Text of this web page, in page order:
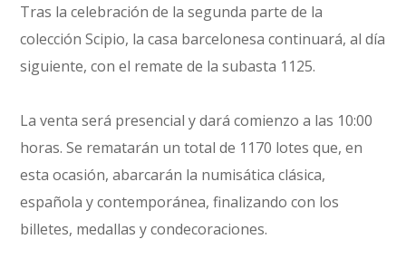
Tras la celebración de la segunda parte de la
colección Scipio, la casa barcelonesa continuará, al día
siguiente, con el remate de la subasta 1125.
La venta será presencial y dará comienzo a las 10:00
horas. Se rematarán un total de 1170 lotes que, en
esta ocasión, abarcarán la numisática clásica,
española y contemporánea, finalizando con los
billetes, medallas y condecoraciones.